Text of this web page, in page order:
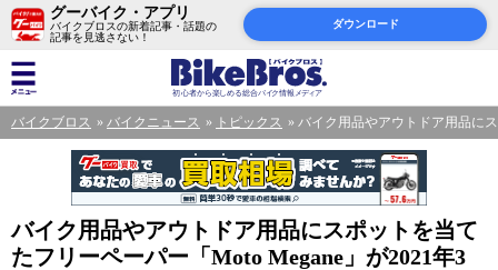
グーバイク・アプリ
バイクブロスの新着記事・話題の
記事を見逃さない！
ダウンロード
バイクブロス バイクニュース トピックス バイク用品やアウトドア用品に
バイク用品やアウトドア用品にスポットを当て
たフリーペーパー「Moto Megane」が2021年3